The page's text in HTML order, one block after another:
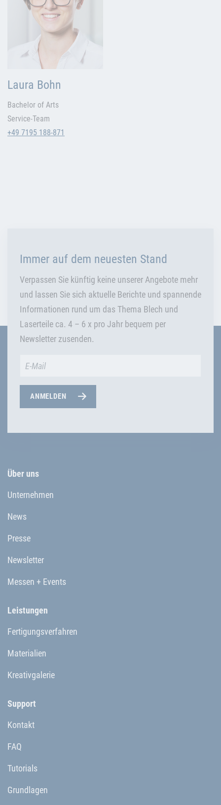
Laura Bohn
Bachelor of Arts
Service-Team
+49 7195 188-871
Immer auf dem neuesten Stand
Verpassen Sie künftig keine unserer Angebote mehr
und lassen Sie sich aktuelle Berichte und spannende
Informationen rund um das Thema Blech und
Laserteile ca. 4 – 6 x pro Jahr bequem per
Newsletter zusenden.
ANMELDEN
Über uns
Unternehmen
News
Presse
Newsletter
Messen + Events
Leistungen
Fertigungsverfahren
Materialien
Kreativgalerie
Support
Kontakt
FAQ
Tutorials
Grundlagen